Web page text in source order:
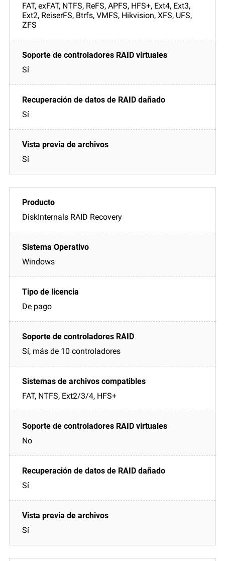
FAT, exFAT, NTFS, ReFS, APFS, HFS+, Ext4, Ext3,
Ext2, ReiserFS, Btrfs, VMFS, Hikvision, XFS, UFS,
ZFS
Sí
Sí
Sí
DiskInternals RAID Recovery
Windows
De pago
Sí, más de 10 controladores
FAT, NTFS, Ext2/3/4, HFS+
No
Sí
Sí